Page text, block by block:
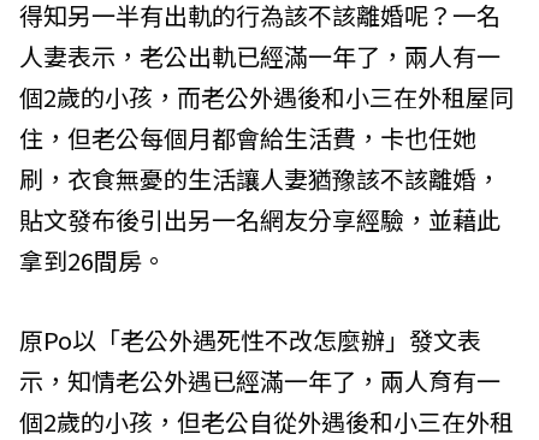
得知另一半有出軌的行為該不該離婚呢？一名
人妻表示，老公出軌已經滿一年了，兩人有一
個2歲的小孩，而老公外遇後和小三在外租屋同
住，但老公每個月都會給生活費，卡也任她
刷，衣食無憂的生活讓人妻猶豫該不該離婚，
貼文發布後引出另一名網友分享經驗，並藉此
拿到26間房。
原Po以「老公外遇死性不改怎麼辦」發文表
示，知情老公外遇已經滿一年了，兩人育有一
個2歲的小孩，但老公自從外遇後和小三在外租